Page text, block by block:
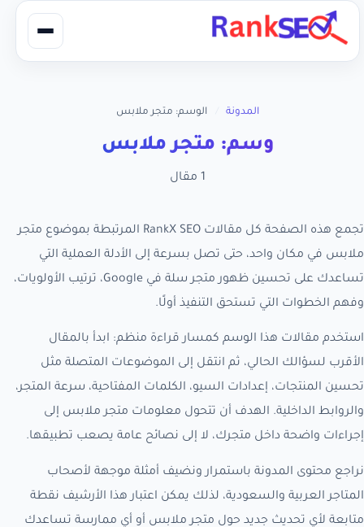
المدونة الوسم: متجر ملابس
وسم: متجر ملابس
1 مقال
تجمع هذه الصفحة كل مقالات RankX SEO المرتبطة بموضوع متجر
ملابس في مكان واحد، حتى تصل بسرعة إلى الأدلة العملية التي
تساعدك على تحسين ظهور متجر سلة في Google، ترتيب الأولويات،
وفهم الخطوات التي تستحق التنفيذ أولًا.
استخدم مقالات هذا الوسم كمسار قراءة منظم: ابدأ بالمقال
الأقرب لسؤالك الحالي، ثم انتقل إلى الموضوعات المتصلة مثل
تحسين المنتجات، إعدادات السيو، الكلمات المفتاحية، سرعة المتجر،
والروابط الداخلية. الهدف أن تتحول معلومات متجر ملابس إلى
إجراءات واضحة داخل متجرك، لا إلى نصائح عامة يصعب تطبيقها.
نراجع محتوى المدونة باستمرار ونضيف أمثلة موجهة لأصحاب
المتاجر العربية والسعودية، لذلك يمكن اعتبار هذا الأرشيف نقطة
متابعة لأي تحديث جديد حول متجر ملابس أو أي ممارسة تساعدك